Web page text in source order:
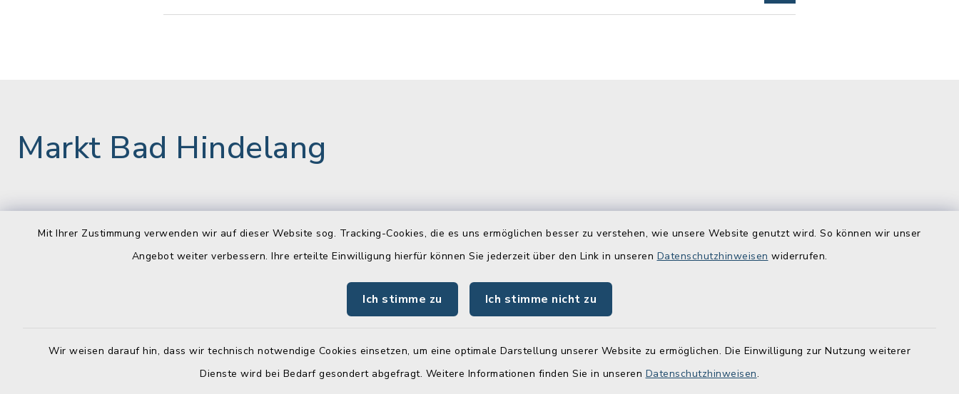
Mit Ihrer Zustimmung verwenden wir auf dieser Website sog. Tracking-Cookies, die es uns ermöglichen besser zu verstehen, wie unsere Website genutzt wird. So können wir unser
Angebot weiter verbessern. Ihre erteilte Einwilligung hierfür können Sie jederzeit über den Link in unseren Datenschutzhinweisen widerrufen.
Ich stimme zu Ich stimme nicht zu
Wir weisen darauf hin, dass wir technisch notwendige Cookies einsetzen, um eine optimale Darstellung unserer Website zu ermöglichen. Die Einwilligung zur Nutzung weiterer
Dienste wird bei Bedarf gesondert abgefragt. Weitere Informationen finden Sie in unseren Datenschutzhinweisen.
Markt Bad Hindelang
poststelle@badhindelang.de
Montag bis Freitag:
Melden Sie sich jetzt kostenlos zu
Zur Anmeldung
Lebenslagen